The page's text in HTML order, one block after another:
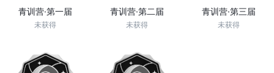
青训营·第一届
未获得
青训营·第二届
未获得
青训营·第三届
未获得